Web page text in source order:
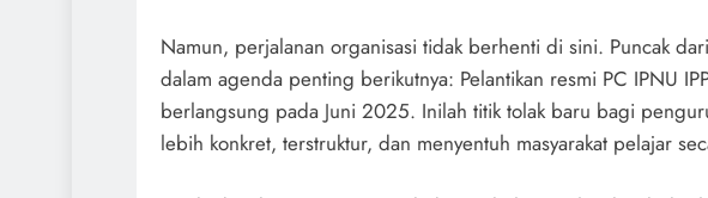
Namun, perjalanan organisasi tidak berhenti di sini. Puncak
dalam agenda penting berikutnya: Pelantikan resmi PC IPNU
berlangsung pada Juni 2025. Inilah titik tolak baru bagi
lebih konkret, terstruktur, dan menyentuh masyarakat pelajar